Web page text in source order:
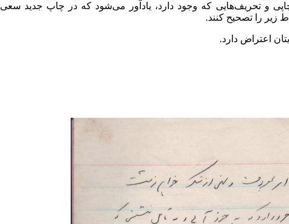
و تحریف‌هایی که وجود دارد، یادآور می‌شود که در چاپ جدید سعی
زیر را تصحیح کنند.
اعتراض دارد.